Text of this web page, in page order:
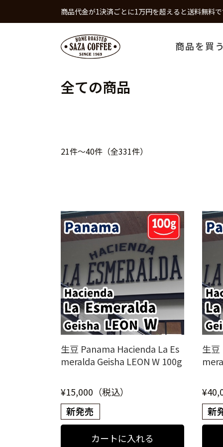
商品代金が1決済ごとに1万円を超えると送料無料
商品を買
全ての商品
21件～40件（全331件）
生豆 Panama Hacienda La Es
meralda Geisha LEON W 100g
¥15,000（税込）
生豆